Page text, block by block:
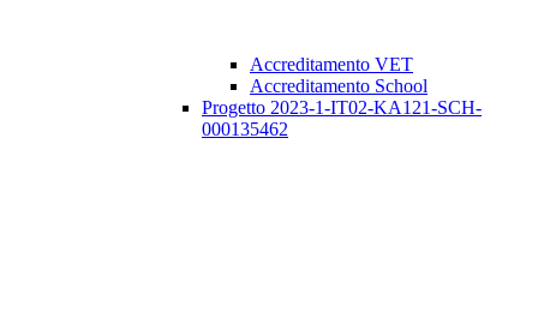
Accreditamento VET
Accreditamento School
Progetto 2023-1-IT02-KA121-SCH-
000135462